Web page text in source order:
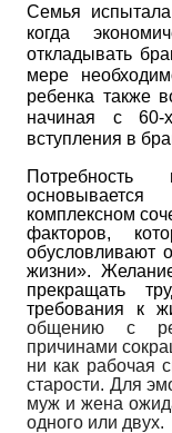
Семья
когда
откладывать
мере
ребенка также
начиная с 60-
вступления в
Потребность
комплексном
факторов,
обусловливают
жизни».
прекращать
требования к
общению с
причинами
ни как рабочая
старости. Для
муж и жена
одного или двух.